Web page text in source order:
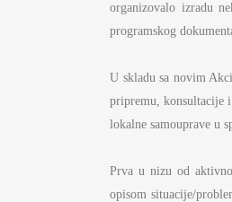
organizovalo izradu
programskog
U skladu sa novim
pripremu, konsultacije i
lokalne samouprave u
Prva u nizu od
opisom situacije/